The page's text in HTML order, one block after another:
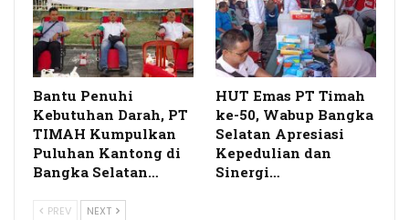
Bantu Penuhi
Kebutuhan Darah, PT
TIMAH Kumpulkan
Puluhan Kantong di
Bangka Selatan…
HUT Emas PT Timah
ke-50, Wabup Bangka
Selatan Apresiasi
Kepedulian dan
Sinergi…
PREV NEXT